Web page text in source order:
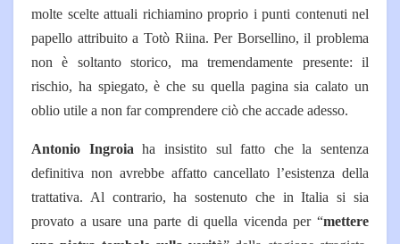
molte scelte attuali richiamino proprio i punti contenuti nel
papello attribuito a Totò Riina. Per Borsellino, il problema
non è soltanto storico, ma tremendamente presente: il
rischio, ha spiegato, è che su quella pagina sia calato un
oblio utile a non far comprendere ciò che accade adesso.
Antonio Ingroia ha insistito sul fatto che la sentenza
definitiva non avrebbe affatto cancellato l’esistenza della
trattativa. Al contrario, ha sostenuto che in Italia si sia
provato a usare una parte di quella vicenda per “mettere